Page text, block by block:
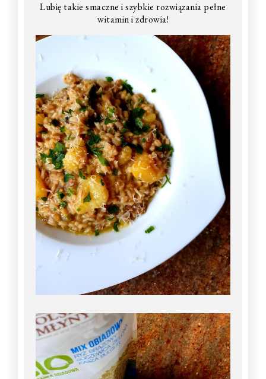
Lubię takie smaczne i szybkie rozwiązania pełne
witamin i zdrowia!